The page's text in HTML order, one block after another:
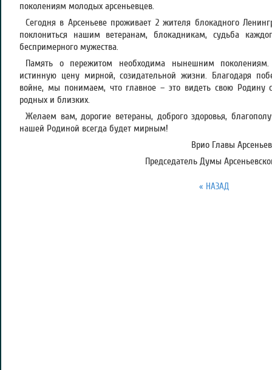
поколениям молодых арсеньевцев.
Сегодня в Арсеньеве проживает 2 жителя блокадного
поклониться нашим ветеранам, блокадникам, судьба
беспримерного мужества.
Память о пережитом необходима нынешним поколениям.
истинную цену мирной, созидательной жизни. Благодаря
войне, мы понимаем, что главное – это видеть свою Родину
родных и близких.
Желаем вам, дорогие ветераны, доброго здоровья,
нашей Родиной всегда будет мирным!
Врио Главы
Председатель Думы
« НАЗАД